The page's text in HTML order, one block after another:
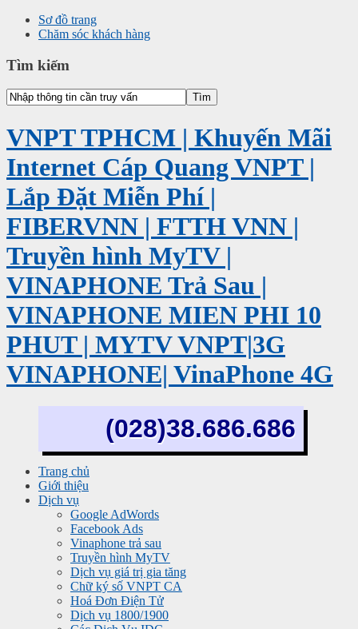
Sơ đồ trang
Chăm sóc khách hàng
Tìm kiếm
VNPT TPHCM | Khuyến Mãi
Internet Cáp Quang VNPT |
Lắp Đặt Miễn Phí |
FIBERVNN | FTTH VNN |
Truyền hình MyTV |
VINAPHONE Trả Sau |
VINAPHONE MIEN PHI 10
PHUT | MYTV VNPT|3G
VINAPHONE| VinaPhone 4G
(028)38.686.686
Trang chủ
Giới thiệu
Dịch vụ
Google AdWords
Facebook Ads
Vinaphone trả sau
Truyền hình MyTV
Dịch vụ giá trị gia tăng
Chữ ký số VNPT CA
Hoá Đơn Điện Tử
Dịch vụ 1800/1900